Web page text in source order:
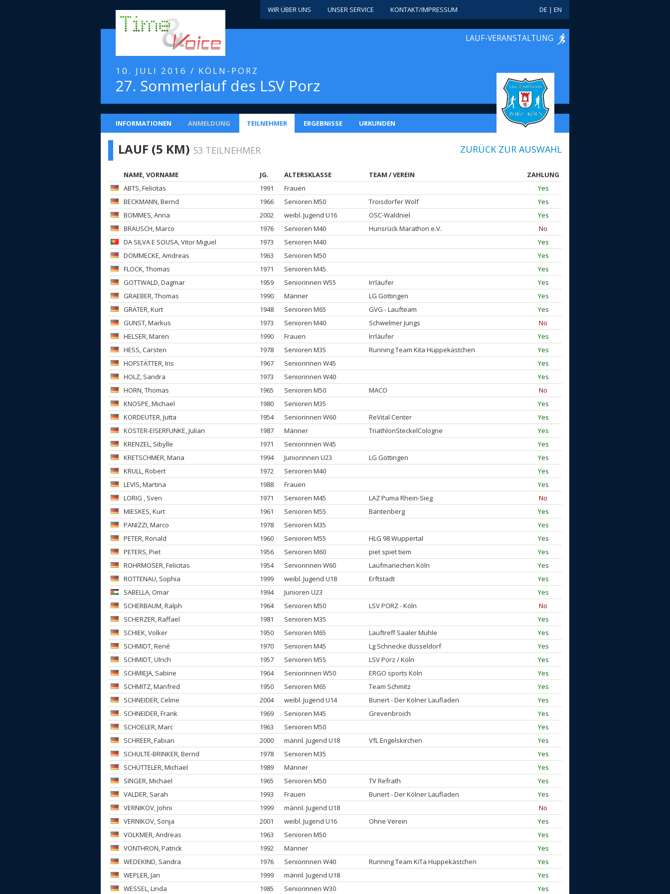
WIR ÜBER UNS UNSER SERVICE KONTAKT/IMPRESSUM DE | EN
LAUF-VERANSTALTUNG
10. JULI 2016 / KÖLN-PORZ
27. Sommerlauf des LSV Porz
INFORMATIONEN ANMELDUNG TEILNEHMER ERGEBNISSE URKUNDEN
LAUF (5 KM) 53 TEILNEHMER ZURÜCK ZUR AUSWAHL
NAME, VORNAME JG. ALTERSKLASSE TEAM / VEREIN
ZAHLUNG
ABTS, Felicitas 1991 Frauen
Yes
BECKMANN, Bernd 1966 Senioren M50 Troisdorfer Wolf
Yes
BOMMES, Anna 2002 weibl. Jugend U16 OSC-Waldniel
Yes
BRAUSCH, Marco 1976 Senioren M40 Hunsrück Marathon e.V.
No
DA SILVA E SOUSA, Vitor Miguel 1973 Senioren M40
Yes
DÖMMECKE, Amdreas 1963 Senioren M50
Yes
FLOCK, Thomas 1971 Senioren M45
Yes
GOTTWALD, Dagmar 1959 Seniorinnen W55 Irrläufer
Yes
GRAEBER, Thomas 1990 Männer LG Göttingen
Yes
GRÄTER, Kurt 1948 Senioren M65 GVG - Laufteam
Yes
GUNST, Markus 1973 Senioren M40 Schwelmer Jungs
No
HELSER, Maren 1990 Frauen Irrläufer
Yes
HESS , Carsten 1978 Senioren M35 Running Team Kita Hüppekästchen
Yes
HOFSTÄTTER, Iris 1967 Seniorinnen W45
Yes
HOLZ, Sandra 1973 Seniorinnen W40
Yes
HORN, Thomas 1965 Senioren M50 MACO
No
KNOSPE, Michael 1980 Senioren M35
Yes
KORDEUTER, Jutta 1954 Seniorinnen W60 ReVital Center
Yes
KÖSTER-EISERFUNKE, Julian 1987 Männer TriathlonSteckelCologne
Yes
KRENZEL, Sibylle 1971 Seniorinnen W45
Yes
KRETSCHMER, Maria 1994 Juniorinnen U23 LG Göttingen
Yes
KRULL, Robert 1972 Senioren M40
Yes
LEVIS, Martina 1988 Frauen
Yes
LORIG , Sven 1971 Senioren M45 LAZ Puma Rhein-Sieg
No
MIESKES, Kurt 1961 Senioren M55 Bantenberg
Yes
PANIZZI, Marco 1978 Senioren M35
Yes
PETER, Ronald 1960 Senioren M55 HLG 98 Wuppertal
Yes
PETERS, Piet 1956 Senioren M60 piet spiet tiem
Yes
ROHRMOSER, Felicitas 1954 Seniorinnen W60 Laufmariechen Köln
Yes
ROTTENAU, Sophia 1999 weibl. Jugend U18 Erftstadt
Yes
SABELLA, Omar 1994 Junioren U23
Yes
SCHERBAUM, Ralph 1964 Senioren M50 LSV PORZ - Köln
No
SCHERZER, Raffael 1981 Senioren M35
Yes
SCHIEK, Volker 1950 Senioren M65 Lauftreff Saaler Mühle
Yes
SCHMIDT, René 1970 Senioren M45 Lg Schnecke düsseldorf
Yes
SCHMIDT, Ulrich 1957 Senioren M55 LSV Porz / Köln
Yes
SCHMIEJA, Sabine 1964 Seniorinnen W50 ERGO sports Köln
Yes
SCHMITZ, Manfred 1950 Senioren M65 Team Schmitz
Yes
SCHNEIDER, Celine 2004 weibl. Jugend U14 Bunert - Der Kölner Laufladen
Yes
SCHNEIDER, Frank 1969 Senioren M45 Grevenbroich
Yes
SCHOELER, Marc 1963 Senioren M50
Yes
SCHREER, Fabian 2000 männl. Jugend U18 VfL Engelskirchen
Yes
SCHULTE-BRINKER, Bernd 1978 Senioren M35
Yes
SCHÜTTELER, Michael 1989 Männer
Yes
SINGER, Michael 1965 Senioren M50 TV Refrath
Yes
VALDER, Sarah 1993 Frauen Bunert - Der Kölner Laufladen
Yes
VERNIKOV, Johni 1999 männl. Jugend U18
No
VERNIKOV, Sonja 2001 weibl. Jugend U16 Ohne Verein
Yes
VOLKMER, Andreas 1963 Senioren M50
Yes
VONTHRON, Patrick 1992 Männer
Yes
WEDEKIND, Sandra 1976 Seniorinnen W40 Running Team KiTa Hüppekästchen
Yes
WEPLER, Jan 1999 männl. Jugend U18
Yes
WESSEL, Linda 1985 Seniorinnen W30 Yes